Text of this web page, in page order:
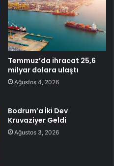
Temmuz’da ihracat 25,6
milyar dolara ulaştı
Ağustos 4, 2026
Bodrum’a İki Dev
Kruvaziyer Geldi
Ağustos 3, 2026